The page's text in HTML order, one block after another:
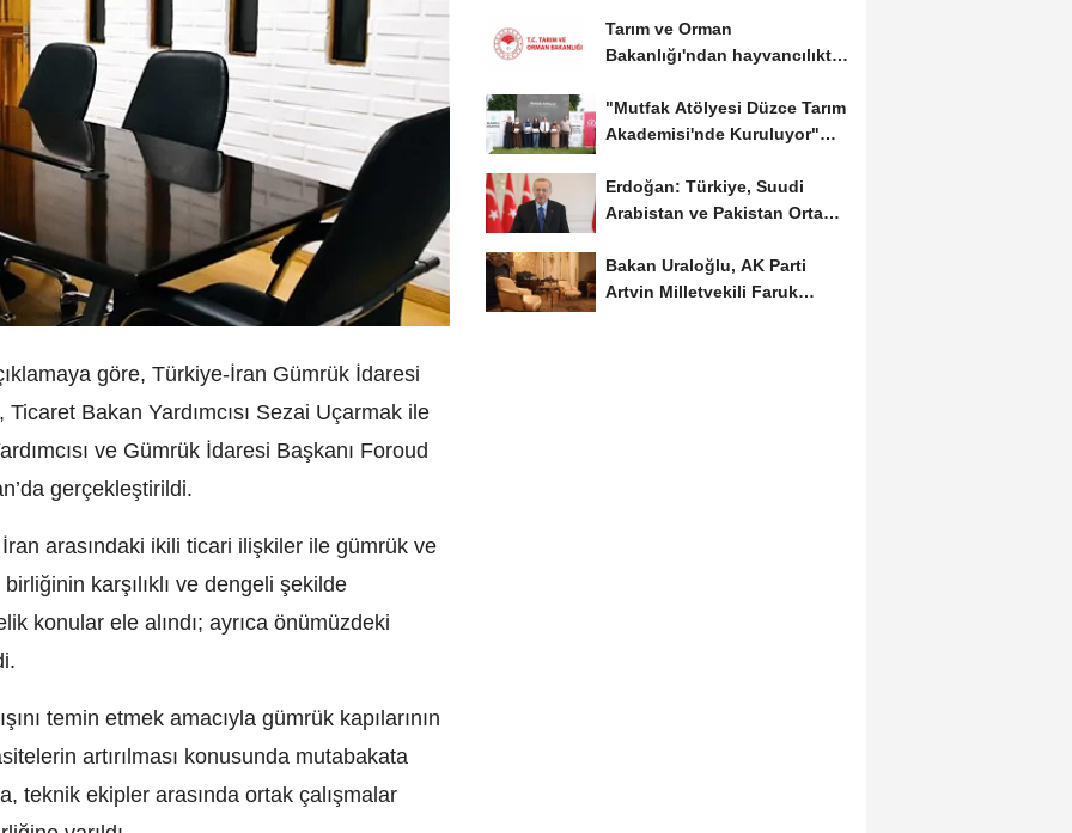
göre, Türkiye-İran Gümrük İdaresi
Ticaret Bakan Yardımcısı Sezai Uçarmak ile
ve Gümrük İdaresi Başkanı Foroud
gerçekleştirildi.
arasındaki ikili ticari ilişkiler ile gümrük ve
karşılıklı ve dengeli şekilde
konular ele alındı; ayrıca önümüzdeki
temin etmek amacıyla gümrük kapılarının
artırılması konusunda mutabakata
teknik ekipler arasında ortak çalışmalar
Tarım ve Orman
Bakanlığı'ndan hayvancılıkta
"Mutfak Atölyesi Düzce Tarım
Akademisi'nde Kuruluyor"
Erdoğan: Türkiye, Suudi
Arabistan ve Pakistan Ortak
Bakan Uraloğlu, AK Parti
Artvin Milletvekili Faruk